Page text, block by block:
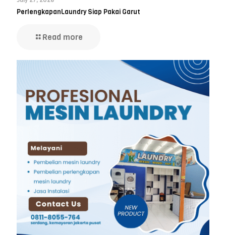
PerlengkapanLaundry Siap Pakai Garut
Read more